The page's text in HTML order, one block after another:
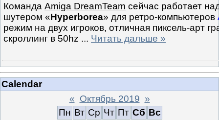
Команда Amiga DreamTeam сейчас работает
шутером «Hyperborea» для ретро-компьютеров
режим на двух игроков, отличная пиксель-арт
скроллинг в 50hz ... Читать дальше »
Calendar
« Октябрь 2019 »
Пн Вт Ср Чт Пт Сб Вс